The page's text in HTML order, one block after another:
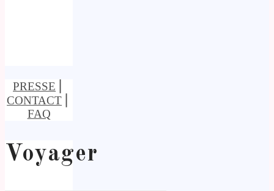
PRESSE
CONTACT
FAQ
Voyager